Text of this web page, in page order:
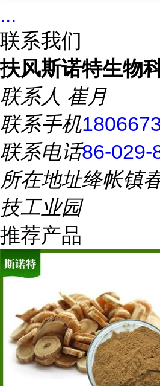
...
联系我们
扶风斯诺特生物
联系人 崔月
联系手机
联系电话86-029-
所在地址绛帐镇
技工业园
推荐产品